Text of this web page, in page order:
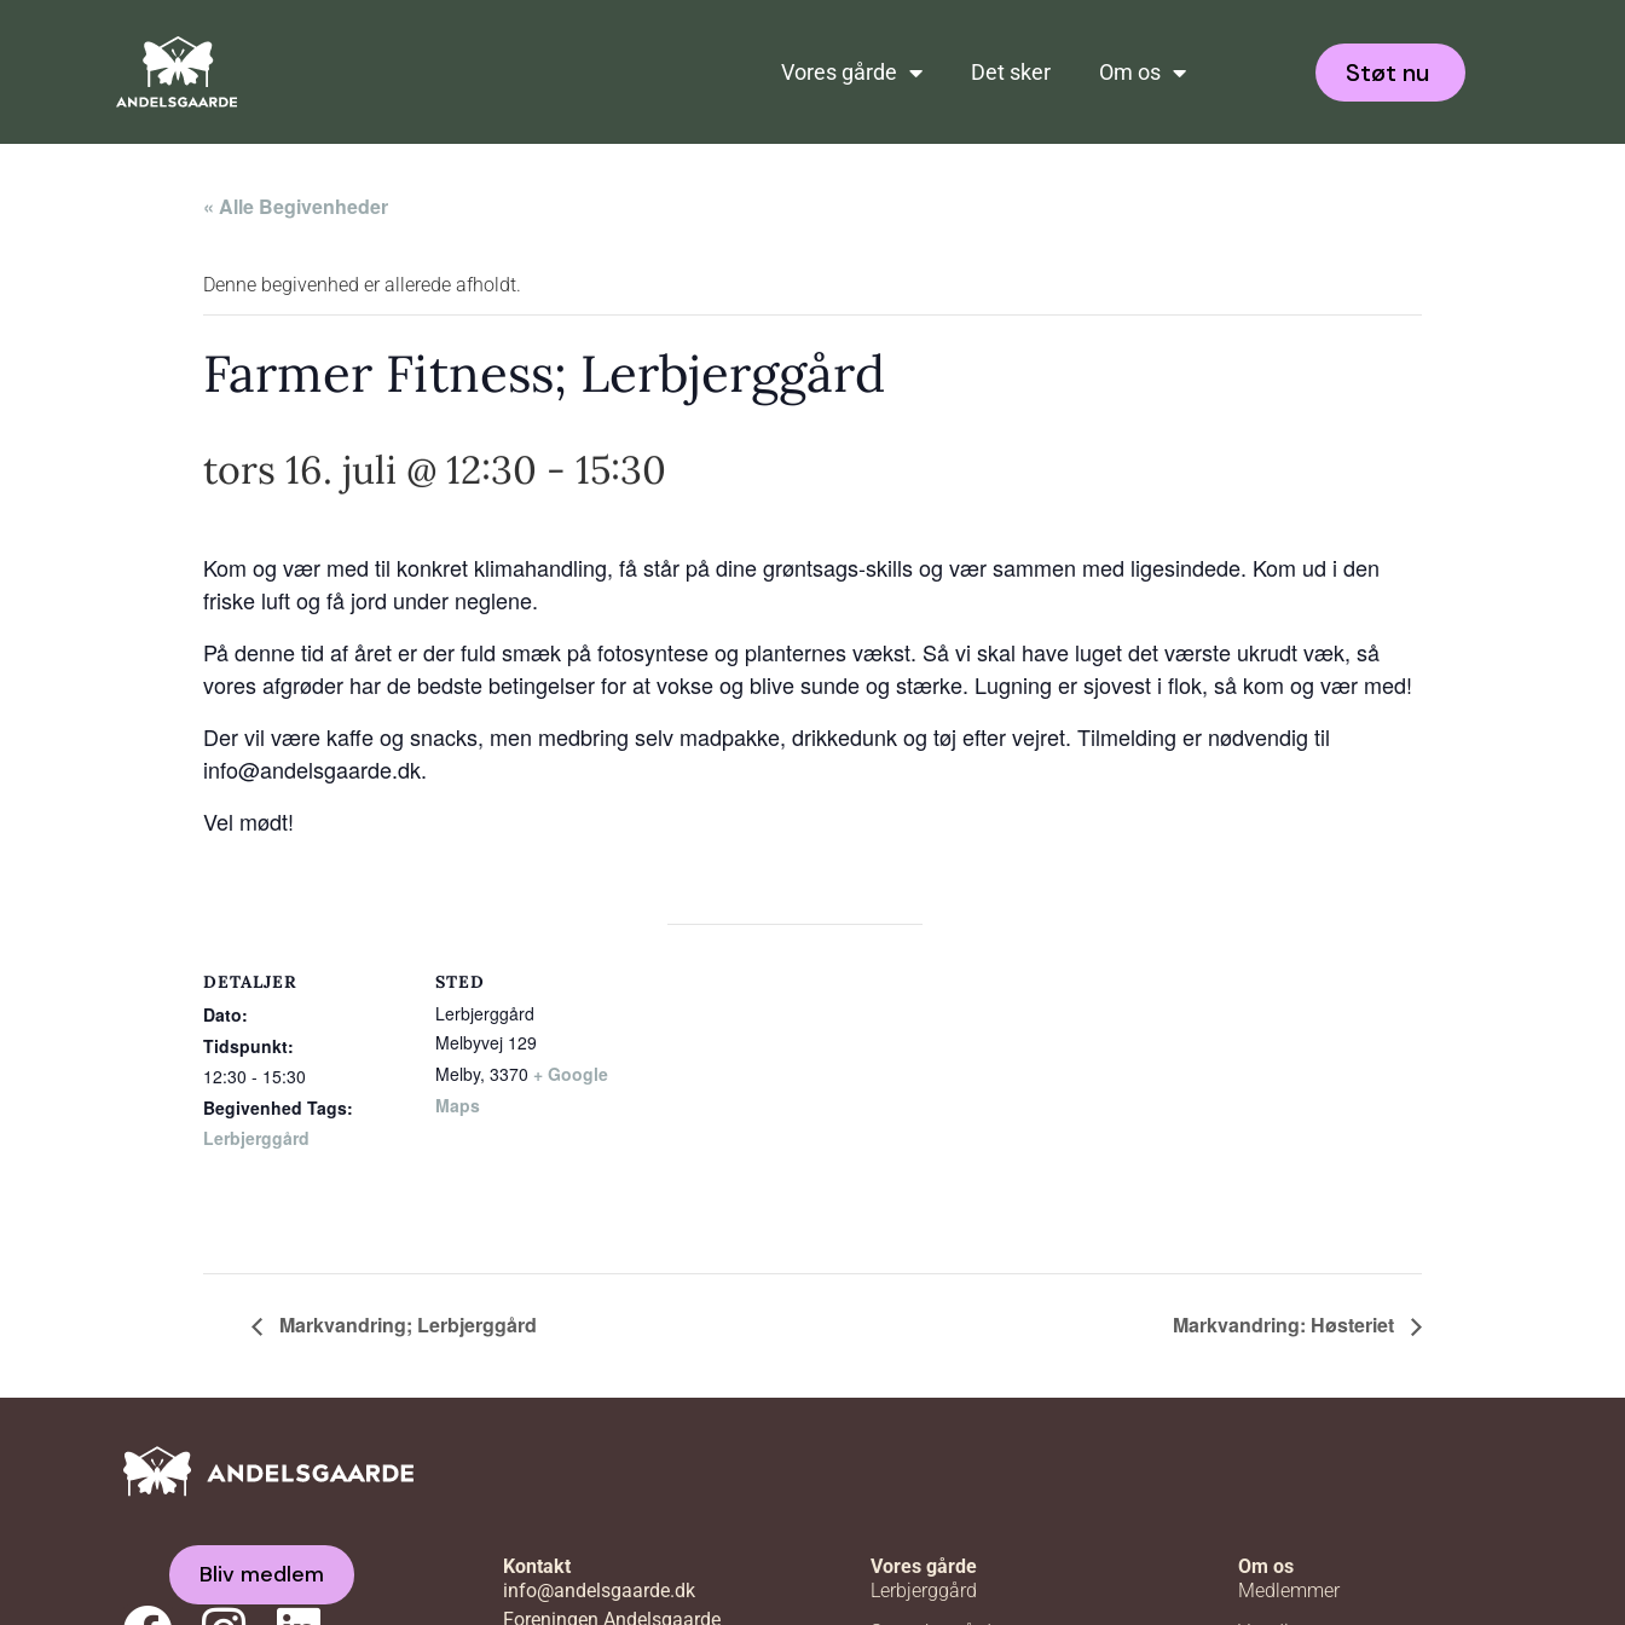
Vores gårde Det sker Om os Støt nu
« Alle Begivenheder
Denne begivenhed er allerede afholdt.
Farmer Fitness; Lerbjerggård
tors 16. juli @ 12:30 - 15:30
Kom og vær med til konkret klimahandling, få står på dine grøntsags-skills og vær sammen med ligesindede. Kom ud i den
friske luft og få jord under neglene.
På denne tid af året er der fuld smæk på fotosyntese og planternes vækst. Så vi skal have luget det værste ukrudt væk, så
vores afgrøder har de bedste betingelser for at vokse og blive sunde og stærke. Lugning er sjovest i flok, så kom og vær med!
Der vil være kaffe og snacks, men medbring selv madpakke, drikkedunk og tøj efter vejret. Tilmelding er nødvendig til
info@andelsgaarde.dk.
Vel mødt!
DETALJER
Dato:
Tidspunkt:
12:30 - 15:30
Begivenhed Tags:
Lerbjerggård
STED
Lerbjerggård
Melbyvej 129
Melby, 3370 + Google
Maps
Markvandring; Lerbjerggård Markvandring: Høsteriet
Bliv medlem
Kontakt
info@andelsgaarde.dk
Foreningen Andelsgaarde
Vores gårde
Lerbjerggård
Om os
Medlemmer